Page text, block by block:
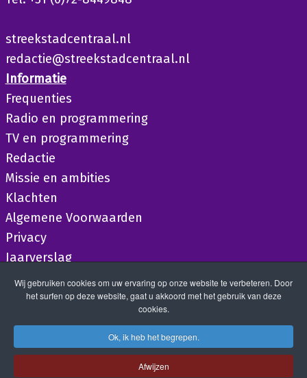
streekstadcentraal.nl
redactie@streekstadcentraal.nl
Informatie
Frequenties
Radio en programmering
TV en programmering
Redactie
Missie en ambities
Klachten
Algemene Voorwaarden
Privacy
Jaarverslag
Wij gebruiken cookies om uw ervaring op onze website te verbeteren. Door
het surfen op deze website, gaat u akkoord met het gebruik van deze
cookies.
Ok, ik heb het begrepen.
Afwijzen